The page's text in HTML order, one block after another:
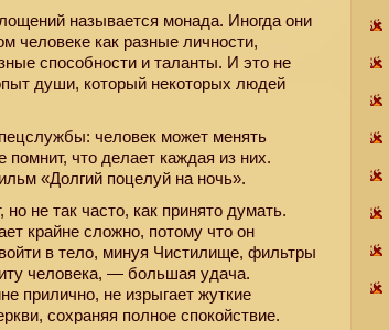
называется монада. Иногда они
человеке как разные личности,
способности и таланты. И это не
души, который некоторых людей
человек может менять
помнит, что делает каждая из них.
«Долгий поцелуй на ночь».
не так часто, как принято думать.
крайне сложно, потому что он
в тело, минуя Чистилище, фильтры
человека, — большая удача.
прилично, не изрыгает жуткие
сохраняя полное спокойствие.